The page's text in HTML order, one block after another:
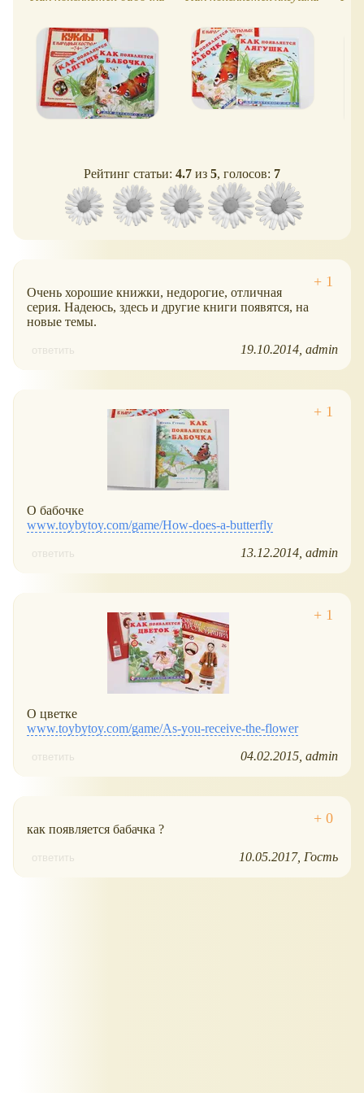
Рейтинг статьи: 4.7 из 5, голосов: 7
Очень хорошие книжки, недорогие, отличная
серия. Надеюсь, здесь и другие книги появятся, на
новые темы.
ответить 19.10.2014 admin
О бабочке
www.toybytoy.com/game/How-does-a-butterfly
ответить 13.12.2014 admin
О цветке
www.toybytoy.com/game/As-you-receive-the-flower
ответить 04.02.2015 admin
как появляется бабачка ?
ответить 10.05.2017 Гость